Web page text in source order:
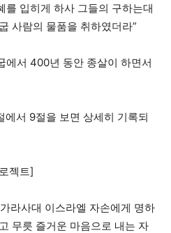
를 입히게 하사 그들의 구하는대
사람의 물품을 취하였더라”
에서 400년 동안 종살이 하면서
에서 9절을 보면 상세히 기록되
젝트]
라사대 이스라엘 자손에게 명하
무릇 즐거운 마음으로 내는 자